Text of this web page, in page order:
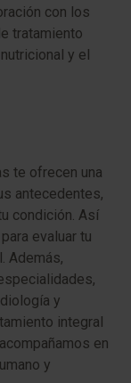
con los
tratamiento
y el
te ofrecen una
antecedentes,
condición. Así
evaluar tu
Además,
y
integral
en
y